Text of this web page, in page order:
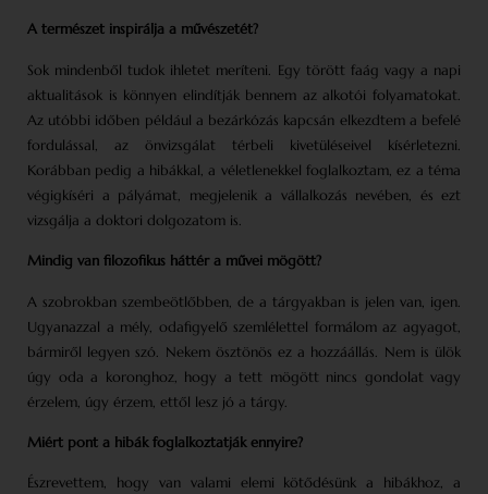
A természet inspirálja a művészetét?
Sok mindenből tudok ihletet meríteni. Egy törött faág vagy a napi
aktualitások is könnyen elindítják bennem az alkotói folyamatokat.
Az utóbbi időben például a bezárkózás kapcsán elkezdtem a befelé
fordulással, az önvizsgálat térbeli kivetüléseivel kísérletezni.
Korábban pedig a hibákkal, a véletlenekkel foglalkoztam, ez a téma
végigkíséri a pályámat, megjelenik a vállalkozás nevében, és ezt
vizsgálja a doktori dolgozatom is.
Mindig van filozofikus háttér a művei mögött?
A szobrokban szembeötlőbben, de a tárgyakban is jelen van, igen.
Ugyanazzal a mély, odafigyelő szemlélettel formálom az agyagot,
bármiről legyen szó. Nekem ösztönös ez a hozzáállás. Nem is ülök
úgy oda a koronghoz, hogy a tett mögött nincs gondolat vagy
érzelem, úgy érzem, ettől lesz jó a tárgy.
Miért pont a hibák foglalkoztatják ennyire?
Észrevettem, hogy van valami elemi kötődésünk a hibákhoz, a